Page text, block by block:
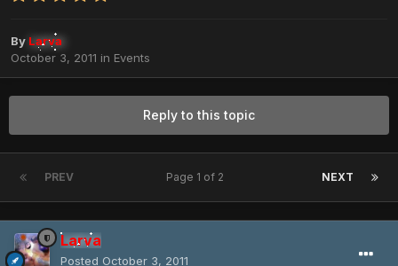
By Larva
October 3, 2011 in Events
Reply to this topic
PREV NEXT
Page 1 of 2
Larva
Posted October 3, 2011